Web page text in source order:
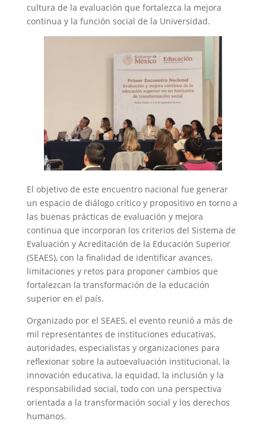
cultura de la evaluación que fortalezca la mejora
continua y la función social de la Universidad.
El objetivo de este encuentro nacional fue generar
un espacio de diálogo crítico y propositivo en torno a
las buenas prácticas de evaluación y mejora
continua que incorporan los criterios del Sistema de
Evaluación y Acreditación de la Educación Superior
(SEAES), con la finalidad de identificar avances,
limitaciones y retos para proponer cambios que
fortalezcan la transformación de la educación
superior en el país.
Organizado por el SEAES, el evento reunió a más de
mil representantes de instituciones educativas,
autoridades, especialistas y organizaciones para
reflexionar sobre la autoevaluación institucional, la
innovación educativa, la equidad, la inclusión y la
responsabilidad social, todo con una perspectiva
orientada a la transformación social y los derechos
humanos.